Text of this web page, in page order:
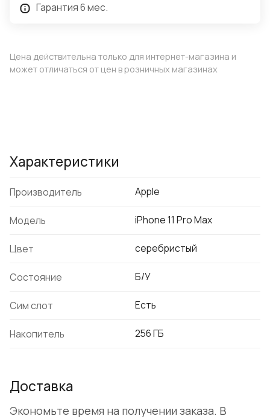
Гарантия 6 мес.
Цена действительна только для интернет-магазина и
может отличаться от цен в розничных магазинах
Характеристики
Производитель Apple
Модель iPhone 11 Pro Max
Цвет серебристый
Состояние Б/У
Сим слот Есть
Накопитель 256 ГБ
Доставка
Экономьте время на получении заказа. В